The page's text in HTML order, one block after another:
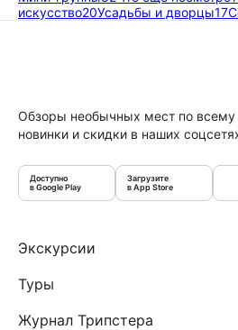
искусство20Усадьбы и дворцы17
Обзоры необычных мест по
новинки и скидки в наших
Доступно
в Google Play
Загрузите
в App Store
Экскурсии
Туры
Журнал Трипстера